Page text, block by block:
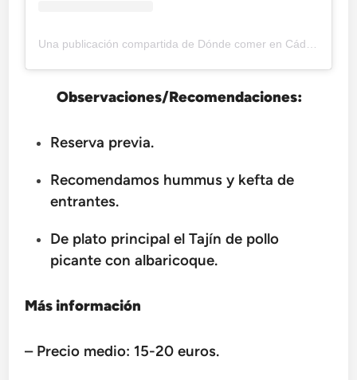
Observaciones/Recomendaciones:
Reserva previa.
Recomendamos hummus y kefta de
entrantes.
De plato principal el Tajín de pollo
picante con albaricoque.
Más información
– Precio medio: 15-20 euros.